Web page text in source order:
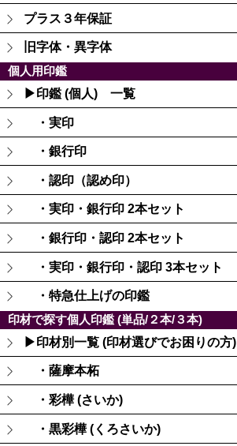
プラス３年保証
旧字体・異字体
個人用印鑑
▶印鑑 (個人) 一覧
・実印
・銀行印
・認印（認め印）
・実印・銀行印 2本セット
・銀行印・認印 2本セット
・実印・銀行印・認印 3本セット
・特急仕上げの印鑑
印材で探す個人印鑑 (単品/２本/３本)
▶印材別一覧 (印材選びでお困りの方)
・薩摩本柘
・彩樺 (さいか)
・黒彩樺 (くろさいか)